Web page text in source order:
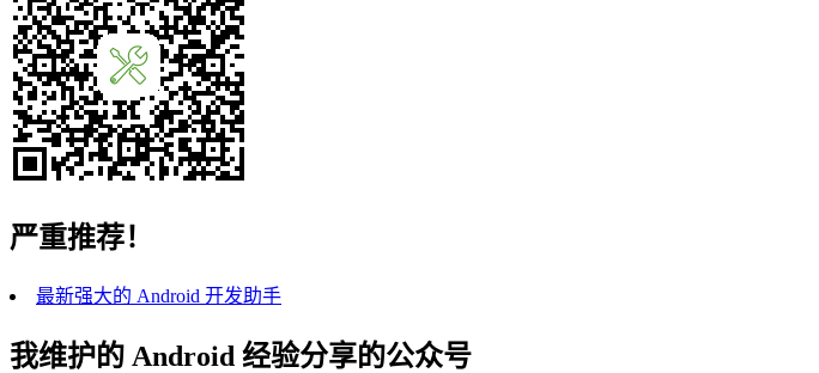
严重推荐！
最新强大的 Android 开发助手
我维护的 Android 经验分享的公众号